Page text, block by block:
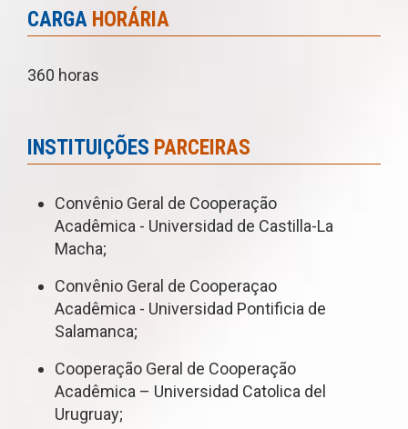
CARGA HORÁRIA
360 horas
INSTITUIÇÕES PARCEIRAS
Convênio Geral de Cooperação
Acadêmica - Universidad de Castilla-La
Macha;
Convênio Geral de Cooperaçao
Acadêmica - Universidad Pontificia de
Salamanca;
Cooperação Geral de Cooperação
Acadêmica – Universidad Catolica del
Urugruay;